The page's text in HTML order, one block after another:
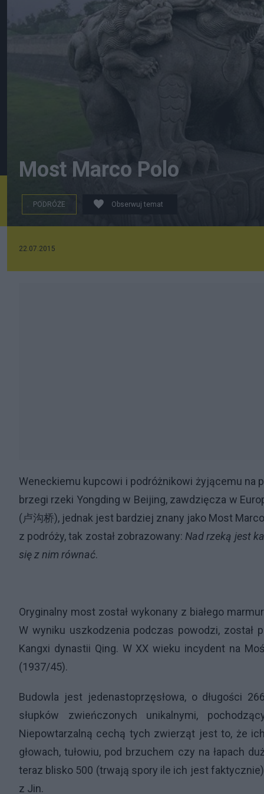
Most Marco Polo
PODRÓŻE Obserwuj temat
22.07.2015
Weneckiemu kupcowi i podróżnikowi żyjącemu na
brzegi rzeki Yongding w Beijing, zawdzięcza w
(卢沟桥), jednak jest bardziej znany jako Most
z podróży, tak został zobrazowany: Nad rzeką jest
się z nim równać.
Oryginalny most został wykonany z białego
W wyniku uszkodzenia podczas powodzi, został
Kangxi dynastii Qing. W XX wieku incydent na
(1937/45).
Budowla jest jedenastoprzęsłowa, o długości
słupków zwieńczonych unikalnymi,
Niepowtarzalną cechą tych zwierząt jest to, że
głowach, tułowiu, pod brzuchem czy na łapach
teraz blisko 500 (trwają spory ile ich jest
z Jin.